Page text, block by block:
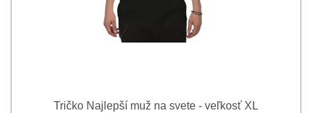
Tričko Najlepší muž na svete - veľkosť XL